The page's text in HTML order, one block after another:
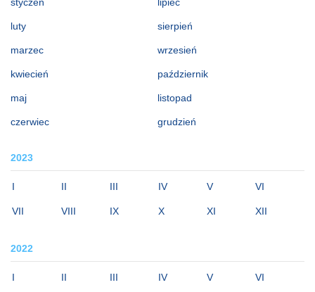
luty
marzec
kwiecień
maj
czerwiec
sierpień
wrzesień
październik
listopad
grudzień
2023
I II III IV V VI
VII VIII IX X XI XII
2022
I II III IV V VI